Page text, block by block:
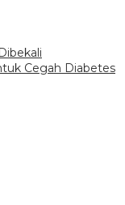
Cegah Diabetes